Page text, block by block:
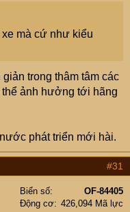
mà cứ như kiểu
trong thâm tâm các
ảnh hưởng tới hãng
phát triển mới hài.
#31
Biển số
OF-84405
Động cơ
426,094 Mã lực